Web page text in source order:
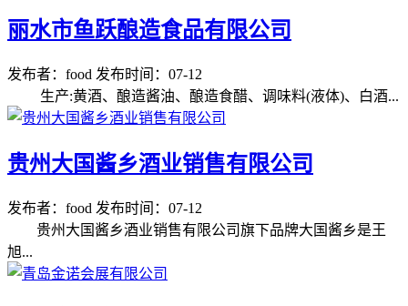
丽水市鱼跃酿造食品有限公司
发布者：food 发布时间：07-12
生产:黄酒、酿造酱油、酿造食醋、调味料(液体)、白酒...
贵州大国酱乡酒业销售有限公司
发布者：food 发布时间：07-12
贵州大国酱乡酒业销售有限公司旗下品牌大国酱乡是王
旭...